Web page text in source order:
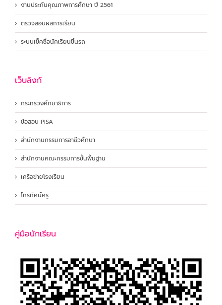
งานประกันคุณภาพการศึกษา ปี 2561
ตรวจสอบผลการเรียน
ระบบเข็คชื่อนักเรียนขึ้นรถ
เว็บลิงก์
กระทรวงศึกษาธิการ
ข้อสอบ PISA
สำนักงานกรรมการอาชีวศึกษา
สำนักงานคณะกรรมการขั้นพื้นฐาน
เครือข่ายโรงเรียน
โทรทัศน์ครู
คู่มือนักเรียน